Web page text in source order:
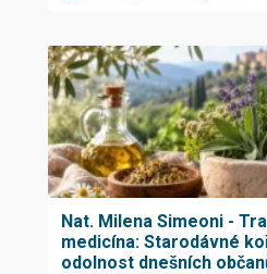
Nat. Milena Simeoni -
medicína: Starodávné
odolnost dnešních